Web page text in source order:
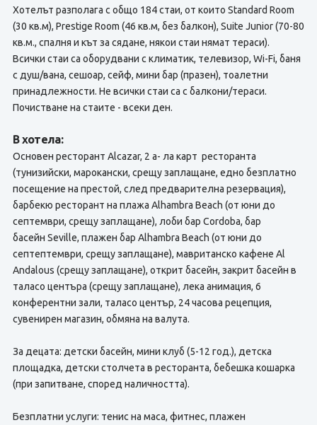
Хотелът разполага с общо 184 стаи, от които Standard Room
(30 кв.м), Prestige Room (46 кв.м, без балкон), Suite Junior (70-80
кв.м., спалня и кът за сядане, някои стаи нямат тераси).
Всички стаи са оборудвани с климатик, телевизор, Wi-Fi, баня
с душ/вана, сешоар, сейф, мини бар (празен), тоалетни
принадлежности. Не всички стаи са с балкони/тераси.
Почистване на стаите - всеки ден.
В хотела:
Основен ресторант Alcazar, 2 а- ла карт ресторанта
(тунизийски, марокански, срещу заплащане, едно безплатно
посещение на престой, след предварителна резервация),
барбекю ресторант на плажа Alhambra Beach (от юни до
септември, срещу заплащане), лоби бар Cordoba, бар
басейн Seville, плажен бар Alhambra Beach (от юни до
септептември, срещу заплащане), мавританско кафене Al
Andalous (срещу заплащане), открит басейн, закрит басейн в
таласо центъра (срещу заплащане), лека анимация, 6
конферентни зали, таласо център, 24 часова рецепция,
сувенирен магазин, обмяна на валута.
За децата: детски басейн, мини клуб (5-12 год.), детска
площадка, детски столчета в ресторанта, бебешка кошарка
(при запитване, според наличността).
Безплатни услуги: тенис на маса, фитнес, плажен